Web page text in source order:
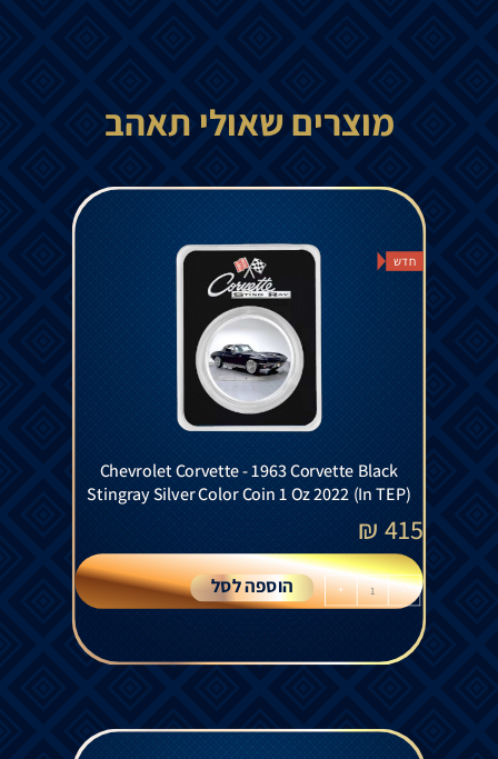
מוצרים שאולי תאהב
חדש
Chevrolet Corvette - 1963 Corvette Black
Stingray Silver Color Coin 1 Oz 2022 (In TEP)
415
₪
-
+ הוספה לסל